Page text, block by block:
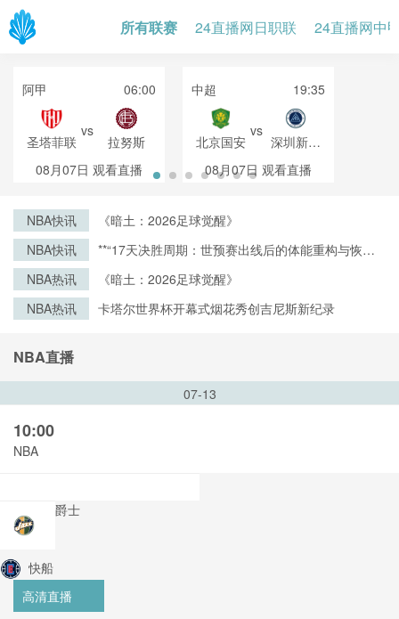
所有联赛 24直播网日职联 24直播网中
阿甲 06:00
圣塔菲联
vs
拉努斯
08月07日 观看直播
中超 19:35
北京国安
vs
深圳新鹏
城
08月07日 观看直播
NBA快讯
《暗土：2026足球觉醒》
NBA快讯
**“17天决胜周期：世预赛出线后的体能重构与恢复
NBA热讯
《暗土：2026足球觉醒》
NBA热讯
卡塔尔世界杯开幕式烟花秀创吉尼斯新纪录
NBA直播
07-13
10:00
NBA
爵士
快船
高清直播